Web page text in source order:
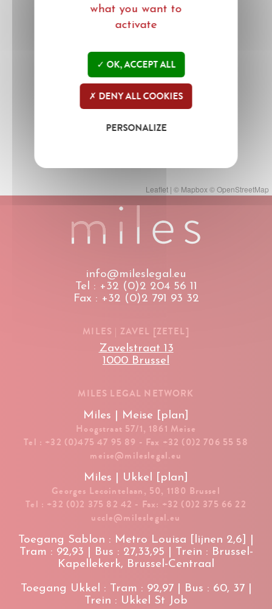
Leaflet | © Mapbox©OpenStreetMap
info@mileslegal.eu
Tel : +32 (0)2 204 56 11
Fax : +32 (0)2 791 93 32
MILES | ZAVEL [ZETEL]
Zavelstraat 13
1000 Brussel
MILES LEGAL NETWORK
Miles | Meise [plan]
Hoogstraat 57/1, 1861 Meise
Tel : +32 (0)475 47 95 89 - Fax +32 (0)2 706 55 58
meise@mileslegal.eu
Miles | Ukkel [plan]
Georges Lecointelaan, 50, 1180 Brussel
Tel : +32 (0)2 375 82 42 - Fax: +32 (0)2 375 66 22
uccle@mileslegal.eu
Toegang Sablon : Metro Louisa [lijnen 2,6] |
Tram : 92,93 | Bus : 27,33,95 | Trein : Brussel-
Kapellekerk, Brussel-Centraal
Toegang Ukkel : Tram : 92,97 | Bus : 60, 37 |
Trein : Ukkel St Job
what you want to
activate
OK, ACCEPT ALL
DENY ALL COOKIES
PERSONALIZE